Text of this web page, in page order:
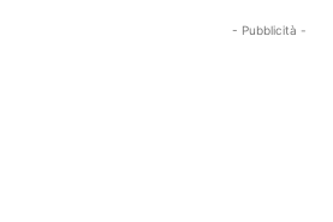
- Pubblicità -